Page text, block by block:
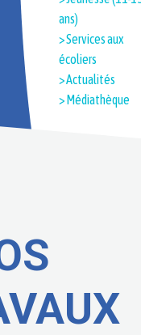
ans)
> Services aux
écoliers
> Actualités
> Médiathèque